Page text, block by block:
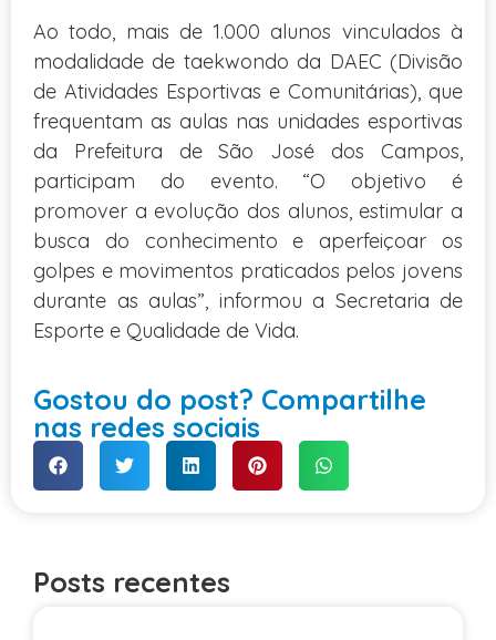
Ao todo, mais de 1.000 alunos vinculados à
modalidade de taekwondo da DAEC (Divisão
de Atividades Esportivas e Comunitárias), que
frequentam as aulas nas unidades esportivas
da Prefeitura de São José dos Campos,
participam do evento. “O objetivo é
promover a evolução dos alunos, estimular a
busca do conhecimento e aperfeiçoar os
golpes e movimentos praticados pelos jovens
durante as aulas”, informou a Secretaria de
Esporte e Qualidade de Vida.
Gostou do post? Compartilhe
nas redes sociais
Posts recentes